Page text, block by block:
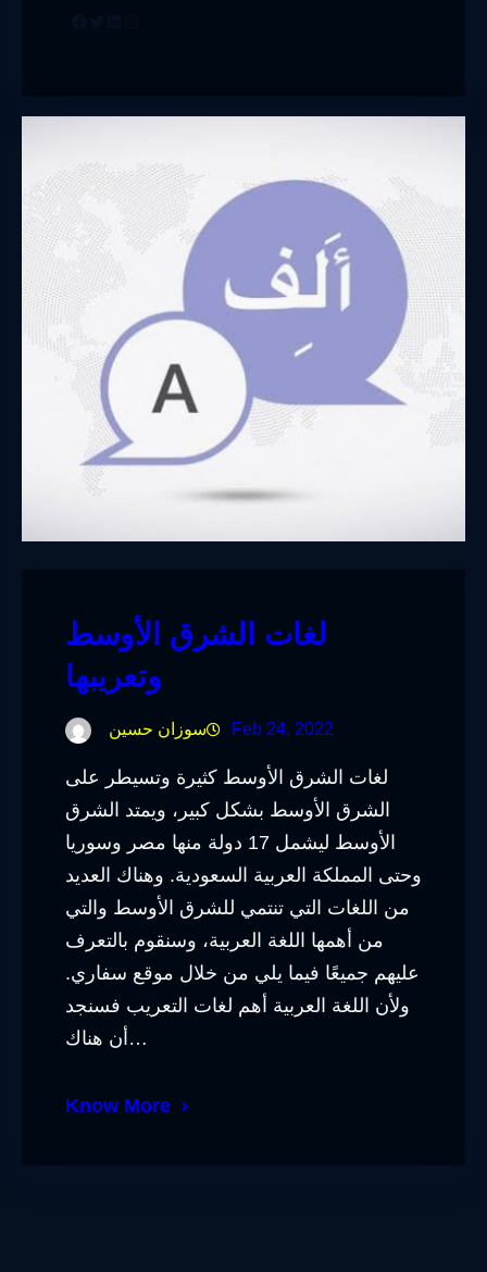
لغات الشرق الأوسط
وتعريبها
سوزان حسين Feb 24, 2022
لغات الشرق الأوسط كثيرة وتسيطر على
الشرق الأوسط بشكل كبير، ويمتد الشرق
الأوسط ليشمل 17 دولة منها مصر وسوريا
وحتى المملكة العربية السعودية. وهناك العديد
من اللغات التي تنتمي للشرق الأوسط والتي
من أهمها اللغة العربية، وسنقوم بالتعرف
عليهم جميعًا فيما يلي من خلال موقع سفاري.
ولأن اللغة العربية أهم لغات التعريب فسنجد
أن هناك…
Know More